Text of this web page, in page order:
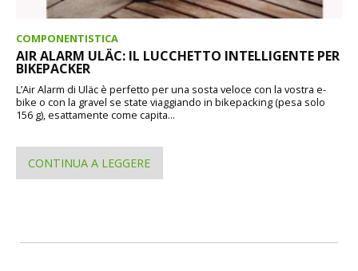
COMPONENTISTICA
AIR ALARM ULÄC: IL LUCCHETTO INTELLIGENTE PER
BIKEPACKER
L’Air Alarm di Uläc è perfetto per una sosta veloce con la vostra e-
bike o con la gravel se state viaggiando in bikepacking (pesa solo
156 g), esattamente come capita...
CONTINUA A LEGGERE